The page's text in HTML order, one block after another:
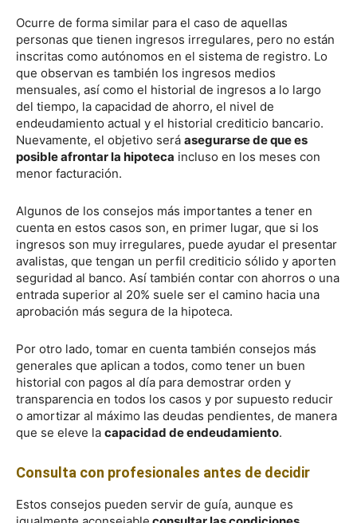
Ocurre de forma similar para el caso de aquellas
personas que tienen ingresos irregulares, pero no están
inscritas como autónomos en el sistema de registro. Lo
que observan es también los ingresos medios
mensuales, así como el historial de ingresos a lo largo
del tiempo, la capacidad de ahorro, el nivel de
endeudamiento actual y el historial crediticio bancario.
Nuevamente, el objetivo será asegurarse de que es
posible afrontar la hipoteca incluso en los meses con
menor facturación.
Algunos de los consejos más importantes a tener en
cuenta en estos casos son, en primer lugar, que si los
ingresos son muy irregulares, puede ayudar el presentar
avalistas, que tengan un perfil crediticio sólido y aporten
seguridad al banco. Así también contar con ahorros o una
entrada superior al 20% suele ser el camino hacia una
aprobación más segura de la hipoteca.
Por otro lado, tomar en cuenta también consejos más
generales que aplican a todos, como tener un buen
historial con pagos al día para demostrar orden y
transparencia en todos los casos y por supuesto reducir
o amortizar al máximo las deudas pendientes, de manera
que se eleve la capacidad de endeudamiento.
Consulta con profesionales antes de decidir
Estos consejos pueden servir de guía, aunque es